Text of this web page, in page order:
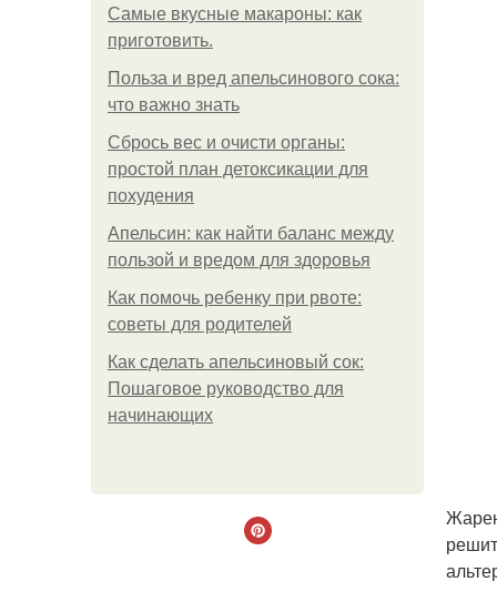
Самые вкусные макароны: как
приготовить.
Польза и вред апельсинового сока:
что важно знать
Сбрось вес и очисти органы:
простой план детоксикации для
похудения
Апельсин: как найти баланс между
пользой и вредом для здоровья
Как помочь ребенку при рвоте:
советы для родителей
Как сделать апельсиновый сок:
Пошаговое руководство для
начинающих